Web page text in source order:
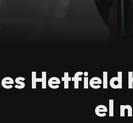
Hetfield
el